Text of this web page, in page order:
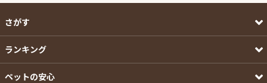
さがす
ランキング
ペットの安心